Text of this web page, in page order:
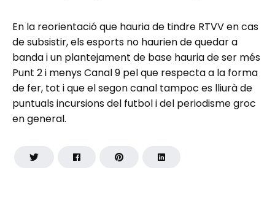
En la reorientació que hauria de tindre RTVV en cas
de subsistir, els esports no haurien de quedar a
banda i un plantejament de base hauria de ser més
Punt 2 i menys Canal 9 pel que respecta a la forma
de fer, tot i que el segon canal tampoc es lliurà de
puntuals incursions del futbol i del periodisme groc
en general.